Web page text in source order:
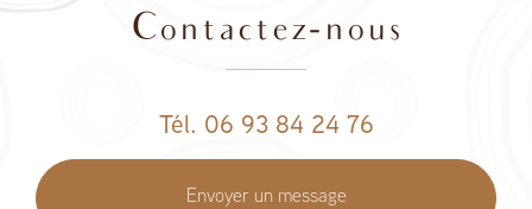
Contactez-nous
Tél. 06 93 84 24 76
Envoyer un message